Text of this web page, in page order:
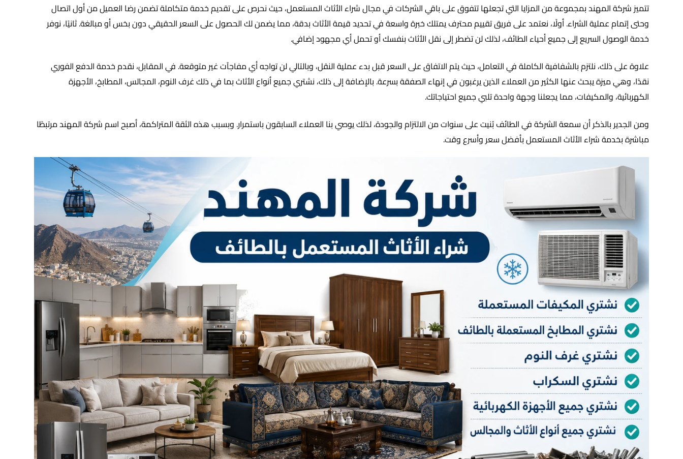
تتميز شركة المهند بمجموعة من المزايا التي تجعلها تتفوق على باقي الشركات في مجال شراء الأثاث المستعمل، حيث نحرص على تقديم خدمة متكاملة تضمن رضا العميل من أول اتصال
وحتى إتمام عملية الشراء. أولًا، نعتمد على فريق تقييم محترف يمتلك خبرة واسعة في تحديد قيمة الأثاث بدقة، مما يضمن لك الحصول على السعر الحقيقي دون بخس أو مبالغة. ثانيًا، نوفر
خدمة الوصول السريع إلى جميع أحياء الطائف، لذلك لن تضطر إلى نقل الأثاث بنفسك أو تحمل أي مجهود إضافي.
علاوة على ذلك، نلتزم بالشفافية الكاملة في التعامل، حيث يتم الاتفاق على السعر قبل بدء عملية النقل، وبالتالي لن تواجه أي مفاجآت غير متوقعة. في المقابل، نقدم خدمة الدفع الفوري
نقدًا، وهي ميزة يبحث عنها الكثير من العملاء الذين يرغبون في إنهاء الصفقة بسرعة. بالإضافة إلى ذلك، نشتري جميع أنواع الأثاث بما في ذلك غرف النوم، المجالس، المطابخ، الأجهزة
الكهربائية، والمكيفات، مما يجعلنا وجهة واحدة تلبي جميع احتياجاتك.
ومن الجدير بالذكر أن سمعة الشركة في الطائف بُنيت على سنوات من الالتزام والجودة، لذلك يوصي بنا العملاء السابقون باستمرار. وبسبب هذه الثقة المتراكمة، أصبح اسم شركة المهند مرتبطًا
مباشرة بخدمة شراء الأثاث المستعمل بأفضل سعر وأسرع وقت.